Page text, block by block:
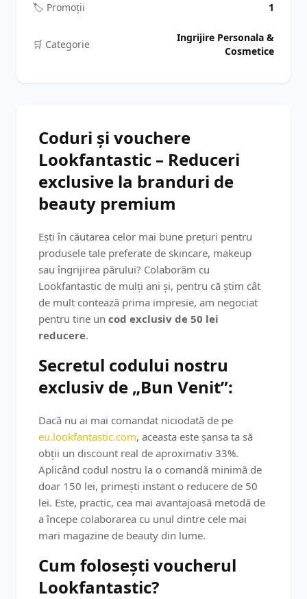
🏷️ Promoții 1
🛒️ Categorie
Ingrijire Personala &
Cosmetice
Coduri și vouchere
Lookfantastic – Reduceri
exclusive la branduri de
beauty premium
Ești în căutarea celor mai bune prețuri pentru
produsele tale preferate de skincare, makeup
sau îngrijirea părului? Colaborăm cu
Lookfantastic de mulți ani și, pentru că știm cât
de mult contează prima impresie, am negociat
pentru tine un cod exclusiv de 50 lei
reducere.
Secretul codului nostru
exclusiv de „Bun Venit”:
Dacă nu ai mai comandat niciodată de pe
eu.lookfantastic.com, aceasta este șansa ta să
obții un discount real de aproximativ 33%.
Aplicând codul nostru la o comandă minimă de
doar 150 lei, primești instant o reducere de 50
lei. Este, practic, cea mai avantajoasă metodă de
a începe colaborarea cu unul dintre cele mai
mari magazine de beauty din lume.
Cum folosești voucherul
Lookfantastic?